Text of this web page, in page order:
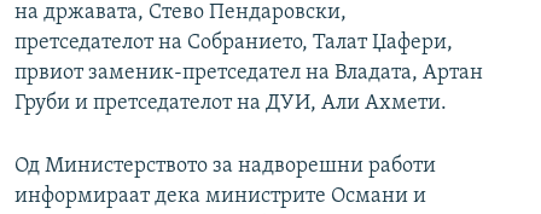
на државата, Стево Пендаровски,
претседателот на Собранието, Талат Џафери,
првиот заменик-претседател на Владата, Артан
Груби и претседателот на ДУИ, Али Ахмети.
Од Министерството за надворешни работи
информираат дека министрите Османи и